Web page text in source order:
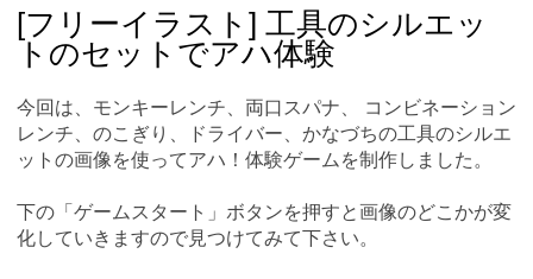
content[フリーイラスト] 工具のシルエッ
トのセットでアハ体験
今回は、モンキーレンチ、両口スパナ、 コンビネーション
レンチ、のこぎり、ドライバー、かなづちの工具のシルエ
ットの画像を使ってアハ！体験ゲームを制作しました。
下の「ゲームスタート」ボタンを押すと画像のどこかが変
化していきますので見つけてみて下さい。